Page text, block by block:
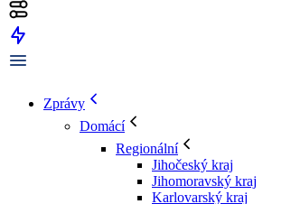
Zprávy
Domácí
Regionální
Jihočeský kraj
Jihomoravský kraj
Karlovarský kraj